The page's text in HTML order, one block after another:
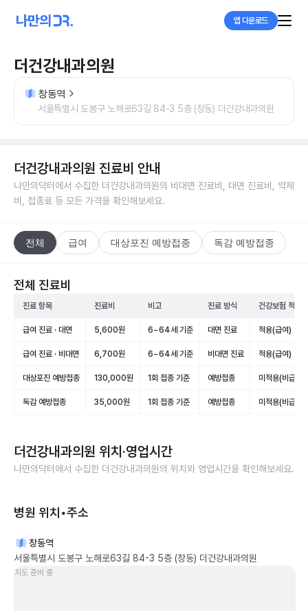
앱 다운로드
더건강내과의원
창동역
서울특별시 도봉구 노해로63길 84-3 5층 (창동) 더건강내과의원
더건강내과의원 진료비 안내
나만의닥터에서 수집한 더건강내과의원의 비대면 진료비, 대면 진료비, 약제
비, 접종료 등 모든 가격을 확인해보세요.
전체 급여 대상포진 예방접종 독감 예방접종
전체 진료비
진료 항목 진료비 비고 진료 방식 건강보험 적용
급여 진료 · 대면 5,600원 6~64세 기준 대면 진료 적용(급여)
급여 진료 · 비대면 6,700원 6~64세 기준 비대면 진료 적용(급여)
대상포진 예방접종 130,000원 1회 접종 기준 예방접종 미적용(비급여)
독감 예방접종 35,000원 1회 접종 기준 예방접종 미적용(비급여)
더건강내과의원 위치·영업시간
나만의닥터에서 수집한 더건강내과의원의 위치와 영업시간을 확인해보세요.
병원 위치•주소
창동역
서울특별시 도봉구 노해로63길 84-3 5층 (창동) 더건강내과의원
지도 준비 중